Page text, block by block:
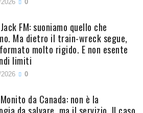
0
FM: suoniamo quello che
Ma dietro il train-wreck segue,
molto rigido. E non esente
limiti
0
da Canada: non è la